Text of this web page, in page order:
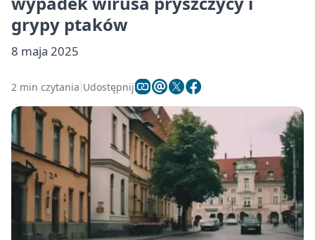
grypy ptaków
8 maja 2025
2 min czytania Udostępnij